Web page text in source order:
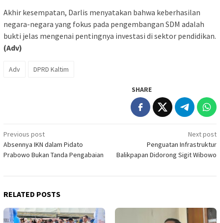
Akhir kesempatan, Darlis menyatakan bahwa keberhasilan
negara-negara yang fokus pada pengembangan SDM adalah
bukti jelas mengenai pentingnya investasi di sektor pendidikan.
(Adv)
Adv DPRD Kaltim
SHARE
Post
navigation
Previous post
Absennya IKN dalam Pidato
Prabowo Bukan Tanda Pengabaian
Next post
Penguatan Infrastruktur
Balikpapan Didorong Sigit Wibowo
RELATED POSTS